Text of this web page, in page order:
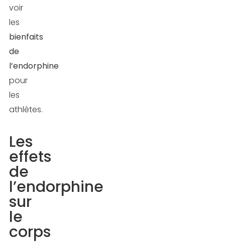
voir
les
bienfaits
de
l’endorphine
pour
les
athlètes.
Les
effets
de
l’endorphine
sur
le
corps